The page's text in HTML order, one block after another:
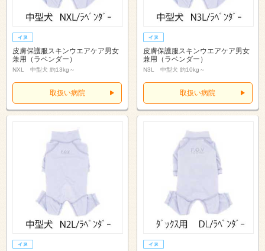
皮膚保護服スキンウエアケア男女
兼用（ラベンダー）
NXL 中型犬 約13kg～
取扱い病院
皮膚保護服スキンウエアケア男女
兼用（ラベンダー）
N3L 中型犬 約10kg～
取扱い病院